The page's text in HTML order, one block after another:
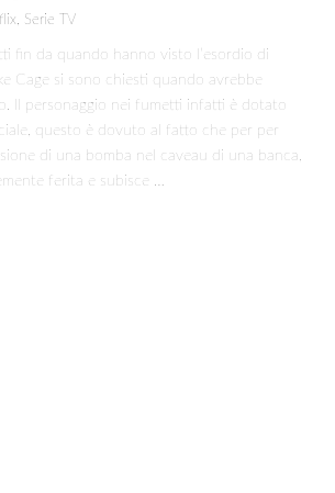
, Serie TV
fin da quando hanno visto l’esordio di
Cage si sono chiesti quando avrebbe
Il personaggio nei fumetti infatti è dotato
questo è dovuto al fatto che per per
di una bomba nel caveau di una banca,
ferita e subisce …